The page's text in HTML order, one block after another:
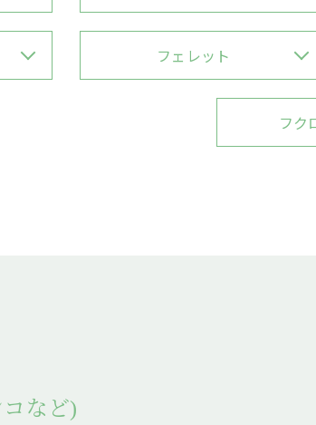
フェレット
フク
など)